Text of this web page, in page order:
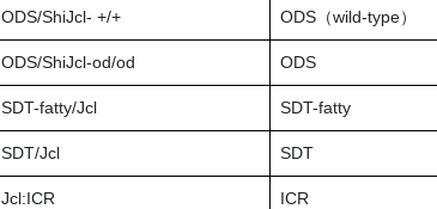
ODS/ShiJcl- +/+ ODS（wild-type）
ODS/ShiJcl-od/od ODS
SDT-fatty/Jcl SDT-fatty
SDT/Jcl SDT
Jcl:ICR ICR